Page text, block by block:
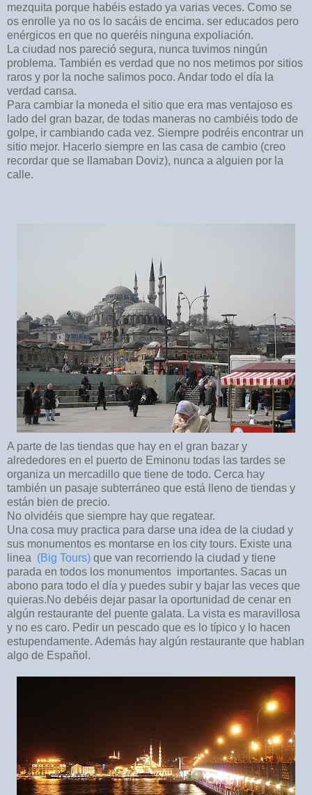
mezquita porque habéis estado ya varias veces. Como se
os enrolle ya no os lo sacáis de encima. ser educados pero
enérgicos en que no queréis ninguna expoliación.
La ciudad nos pareció segura, nunca tuvimos ningún
problema. También es verdad que no nos metimos por sitios
raros y por la noche salimos poco. Andar todo el día la
verdad cansa.
Para cambiar la moneda el sitio que era mas ventajoso es
lado del gran bazar, de todas maneras no cambiéis todo de
golpe, ir cambiando cada vez. Siempre podréis encontrar un
sitio mejor. Hacerlo siempre en las casa de cambio (creo
recordar que se llamaban Doviz), nunca a alguien por la
calle.
A parte de las tiendas que hay en el gran bazar y
alrededores en el puerto de Eminonu todas las tardes se
organiza un mercadillo que tiene de todo. Cerca hay
también un pasaje subterráneo que está lleno de tiendas y
están bien de precio.
No olvidéis que siempre hay que regatear.
Una cosa muy practica para darse una idea de la ciudad y
sus monumentos es montarse en los city tours. Existe una
linea (Big Tours) que van recorriendo la ciudad y tiene
parada en todos los monumentos importantes. Sacas un
abono para todo el día y puedes subir y bajar las veces que
quieras.No debéis dejar pasar la oportunidad de cenar en
algún restaurante del puente galata. La vista es maravillosa
y no es caro. Pedir un pescado que es lo típico y lo hacen
estupendamente. Además hay algún restaurante que hablan
algo de Español.